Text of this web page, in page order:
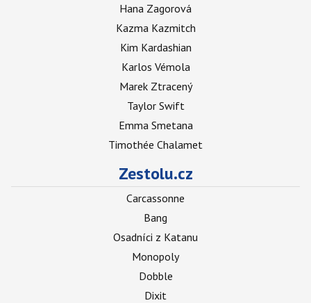
Hana Zagorová
Kazma Kazmitch
Kim Kardashian
Karlos Vémola
Marek Ztracený
Taylor Swift
Emma Smetana
Timothée Chalamet
Zestolu.cz
Carcassonne
Bang
Osadníci z Katanu
Monopoly
Dobble
Dixit